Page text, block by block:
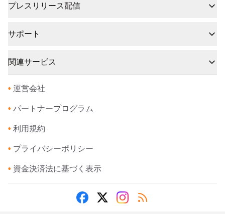
プレスリリース配信
サポート
関連サービス
• 運営会社
• パートナープログラム
• 利用規約
• プライバシーポリシー
• 資金決済法に基づく表示